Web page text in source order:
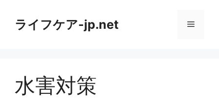
ライフケア-jp.net メ
水害対策